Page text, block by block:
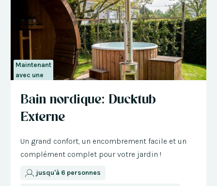
Maintenant
avec une
de 300 €
Bain nordique: Ducktub
Externe
Un grand confort, un encombrement facile et un
complément complet pour votre jardin !
jusqu'à 6 personnes